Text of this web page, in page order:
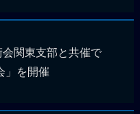
会関東支部と共催で
」を開催